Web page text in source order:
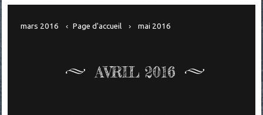
mars 2016 Page d'accueil mai 2016
AVRIL 2016